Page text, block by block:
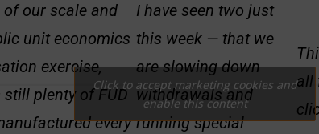
of our scale and
unit economics
exercise,
still plenty of FUD
every
I have seen two just
this week — that we
are slowing down
withdrawals and
running special
all
Click to accept marketing cookies and
enable this content